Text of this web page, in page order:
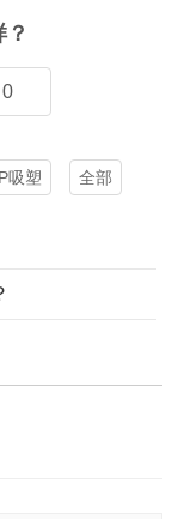
0
吸塑 全部